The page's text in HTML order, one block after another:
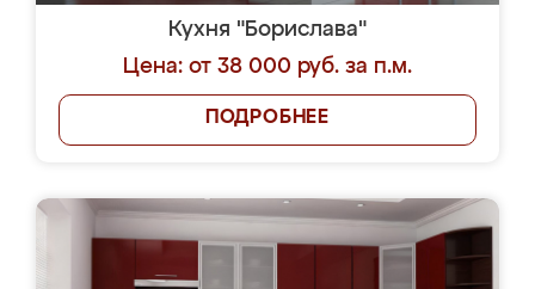
Кухня "Борислава"
Цена: от 38 000 руб. за п.м.
ПОДРОБНЕЕ